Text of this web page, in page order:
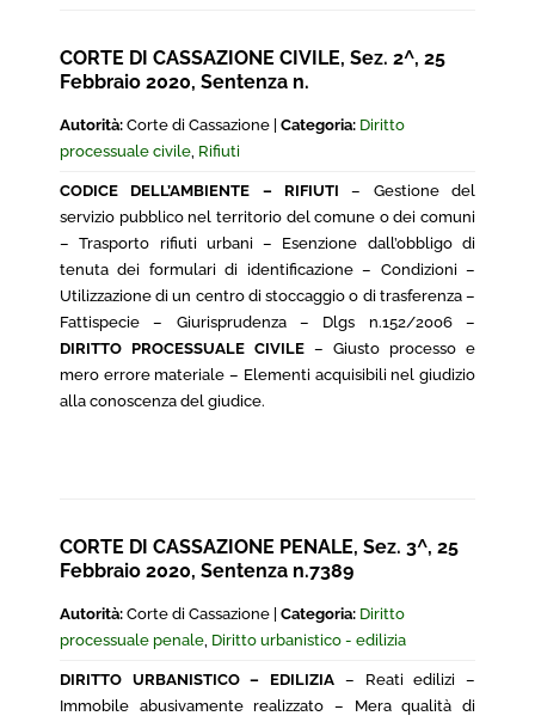
CORTE DI CASSAZIONE CIVILE, Sez. 2^, 25
Febbraio 2020, Sentenza n.
Autorità: Corte di Cassazione | Categoria: Diritto
processuale civile, Rifiuti
CODICE DELL’AMBIENTE – RIFIUTI – Gestione del
servizio pubblico nel territorio del comune o dei comuni
– Trasporto rifiuti urbani – Esenzione dall’obbligo di
tenuta dei formulari di identificazione – Condizioni –
Utilizzazione di un centro di stoccaggio o di trasferenza –
Fattispecie – Giurisprudenza – Dlgs n.152/2006 –
DIRITTO PROCESSUALE CIVILE – Giusto processo e
mero errore materiale – Elementi acquisibili nel giudizio
alla conoscenza del giudice.
CORTE DI CASSAZIONE PENALE, Sez. 3^, 25
Febbraio 2020, Sentenza n.7389
Autorità: Corte di Cassazione | Categoria: Diritto
processuale penale, Diritto urbanistico - edilizia
DIRITTO URBANISTICO – EDILIZIA – Reati edilizi –
Immobile abusivamente realizzato – Mera qualità di